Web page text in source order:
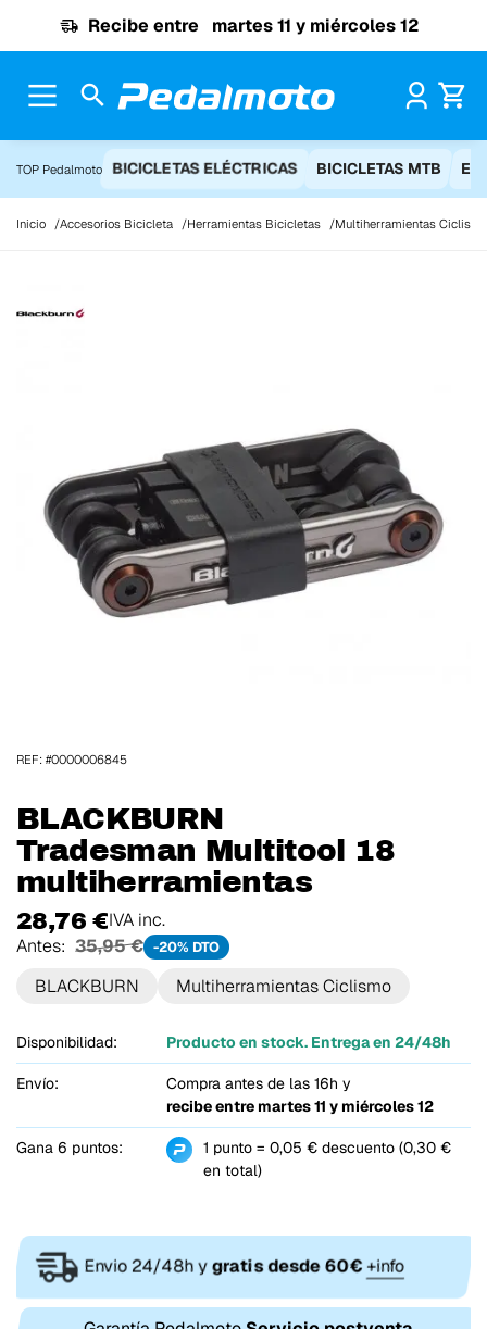
Recibe entre martes 11 y miércoles 12
TOP Pedalmoto BICICLETAS ELÉCTRICAS BICICLETAS MTB
Inicio Accesorios Bicicleta Herramientas Bicicletas Multiherramientas Ciclismo
BLACKBURN
Tradesman Multitool 18
multiherramientas
28,76 €IVA inc.
Antes: 35,95 € -20% DTO
BLACKBURN Multiherramientas Ciclismo
Disponibilidad: Producto en stock. Entrega en 24/48h
Envío:
Compra antes de las 16h y
recibe entre martes 11 y miércoles 12
Gana 6 puntos:
1 punto = 0,05 € descuento (0,30 €
en total)
REF: #0000006845
Envio 24/48h ygratis desde 60€+info